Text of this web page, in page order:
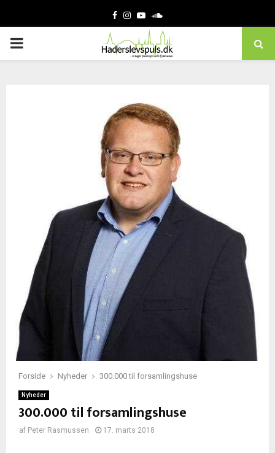
Facebook
Instagram
YoutubeSoundcloud
PRIMARY
Forside Nyheder 300.000 til forsamlingshuse
Nyheder
300.000 til forsamlingshuse
af Peter Rasmussen 17. marts 2018